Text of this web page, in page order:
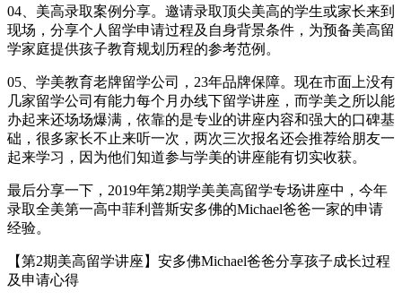
04、美高录取案例分享。邀请录取顶尖美高的学生或家长来到
现场，分享个人留学申请过程及自身背景条件，为预备美高留
学家庭提供孩子教育规划历程的参考范例。
05、学美教育老牌留学公司，23年品牌保障。现在市面上没有
几家留学公司有能力每个月办线下留学讲座，而学美之所以能
办起来还场场爆满，依靠的是专业的讲座内容和强大的口碑基
础，很多家长不止来听一次，两次三次报名还会推荐给朋友一
起来学习，因为他们知道参与学美的讲座能有切实收获。
最后分享一下，2019年第2期学美美高留学专场讲座中，今年
录取全美第一高中菲利普斯安多佛的Michael爸爸一家的申请
经验。
【第2期美高留学讲座】安多佛Michael爸爸分享孩子成长过程
及申请心得